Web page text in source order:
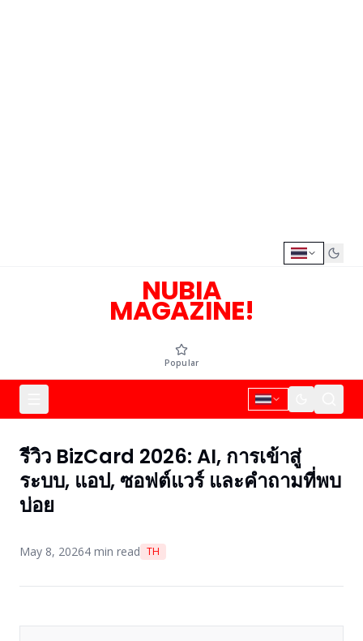
NUBIA
MAGAZINE!
Popular
รีวิว BizCard 2026: AI, การเข้าสู่
ระบบ, แอป, ซอฟต์แวร์ และคำถามที่พบ
บ่อย
May 8, 20264 min read TH